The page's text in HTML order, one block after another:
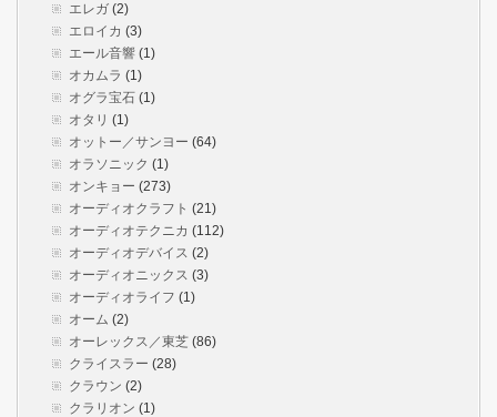
エレガ (2)
エロイカ (3)
エール音響 (1)
オカムラ (1)
オグラ宝石 (1)
オタリ (1)
オットー／サンヨー (64)
オラソニック (1)
オンキョー (273)
オーディオクラフト (21)
オーディオテクニカ (112)
オーディオデバイス (2)
オーディオニックス (3)
オーディオライフ (1)
オーム (2)
オーレックス／東芝 (86)
クライスラー (28)
クラウン (2)
クラリオン (1)